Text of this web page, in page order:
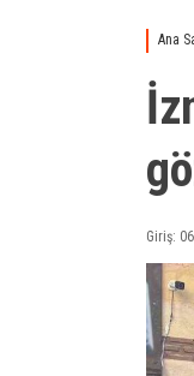
Ana
Giriş: